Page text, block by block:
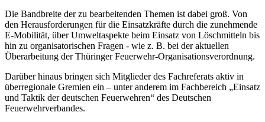
Die Bandbreite der zu bearbeitenden Themen ist dabei groß. Von
den Herausforderungen für die Einsatzkräfte durch die zunehmende
E-Mobilität, über Umweltaspekte beim Einsatz von Löschmitteln bis
hin zu organisatorischen Fragen - wie z. B. bei der aktuellen
Überarbeitung der Thüringer Feuerwehr-Organisationsverordnung.
Darüber hinaus bringen sich Mitglieder des Fachreferats aktiv in
überregionale Gremien ein – unter anderem im Fachbereich „Einsatz
und Taktik der deutschen Feuerwehren“ des Deutschen
Feuerwehrverbandes.